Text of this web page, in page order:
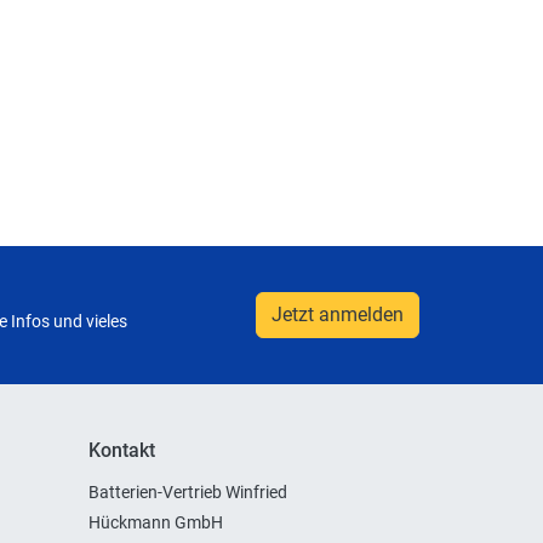
Infos und vieles Jetzt anmelden
Kontakt
Batterien-Vertrieb Winfried
Hückmann GmbH